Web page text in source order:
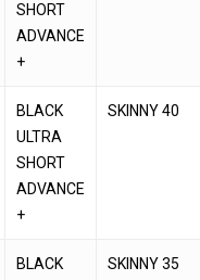
SHORT
ADVANCE
+
BLACK
ULTRA
SHORT
ADVANCE
+
SKINNY 40
BLACK
SKINNY 35